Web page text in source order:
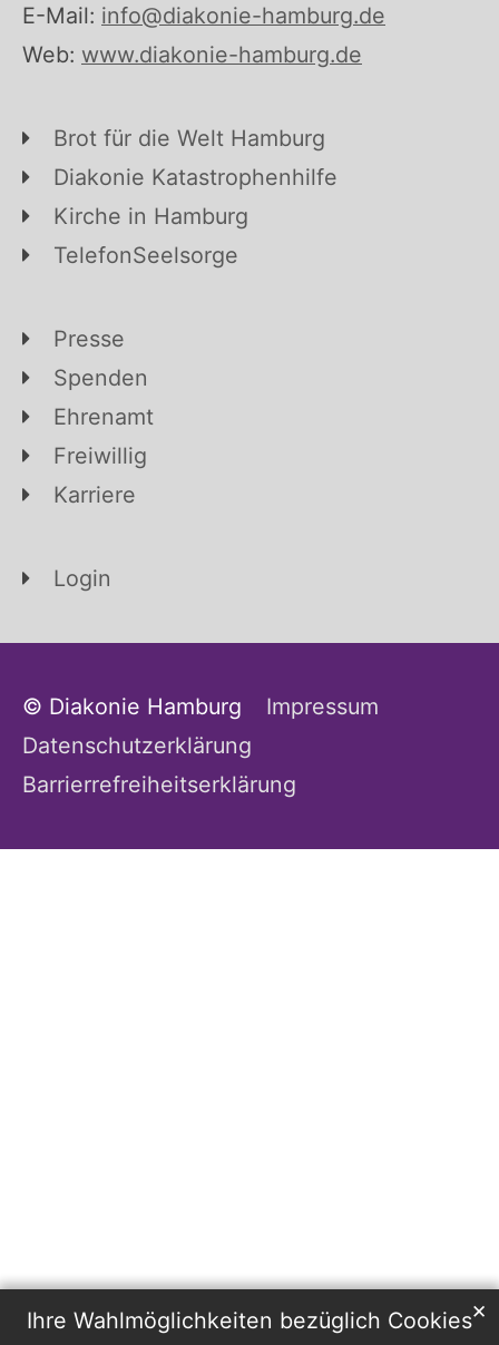
Ihre Wahlmöglichkeiten bezüglich Cookies✕
E-Mail: info@diakonie-hamburg.de
Web: www.diakonie-hamburg.de
Brot für die Welt Hamburg
Diakonie Katastrophenhilfe
Kirche in Hamburg
TelefonSeelsorge
Presse
Spenden
Ehrenamt
Freiwillig
Karriere
Login
© Diakonie Hamburg
Impressum
Datenschutzerklärung
Barrierrefreiheitserklärung